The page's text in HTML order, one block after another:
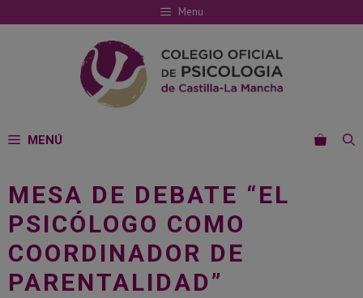
al
Menu
MENÚ
MESA DE DEBATE “EL
PSICÓLOGO COMO
COORDINADOR DE
PARENTALIDAD”